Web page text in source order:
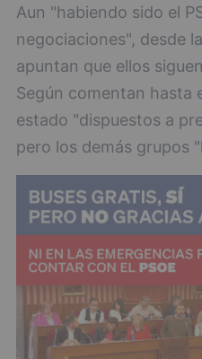
Aun "habiendo sido el
negociaciones", desde
apuntan que ellos
Según comentan hasta
estado "dispuestos a
pero los demás grupos